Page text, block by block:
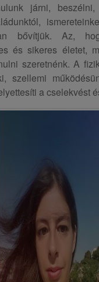
járni,
bővítjük. Az,
és sikeres életet,
szeretnénk. A
szellemi
a cselekvést